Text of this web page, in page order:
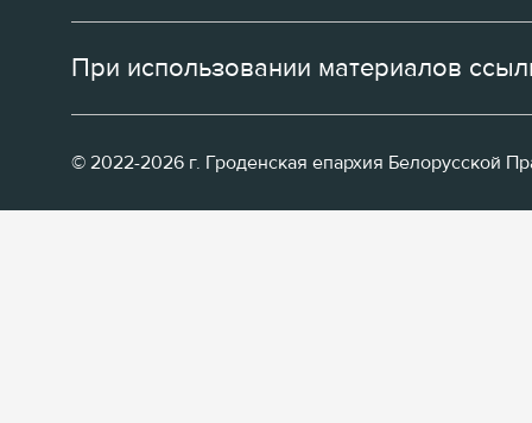
При использовании материалов
© 2022-2026 г. Гроденская епархия Белорусской